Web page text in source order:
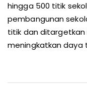
hingga 500 titik
pembangunan
titik dan
meningkatkan daya